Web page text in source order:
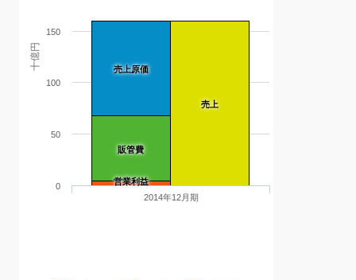
十億円 売上原価
販管費
営業利益
売上
2014年12月期
0
50
100
150